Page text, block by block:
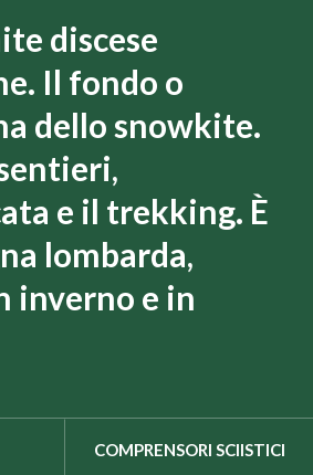
discese
Il fondo o
dello snowkite.
e il trekking. È
lombarda,
inverno e in
COMPRENSORI SCIISTICI